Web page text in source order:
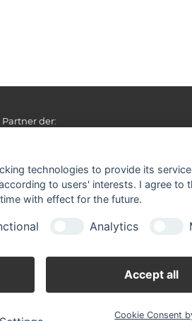
der:
technologies to provide its
to users' interests. I agree to
with effect for the future.
Analytics
Accept all
Cookie Consent